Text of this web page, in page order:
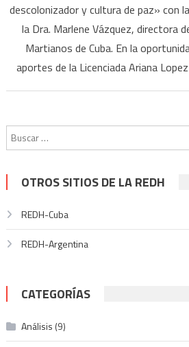
descolonizador y cultura de paz» con
la Dra. Marlene Vázquez, directora
Martianos de Cuba. En la
aportes de la Licenciada Ariana
OTROS SITIOS DE LA REDH
REDH-Cuba
REDH-Argentina
CATEGORÍAS
Análisis (9)